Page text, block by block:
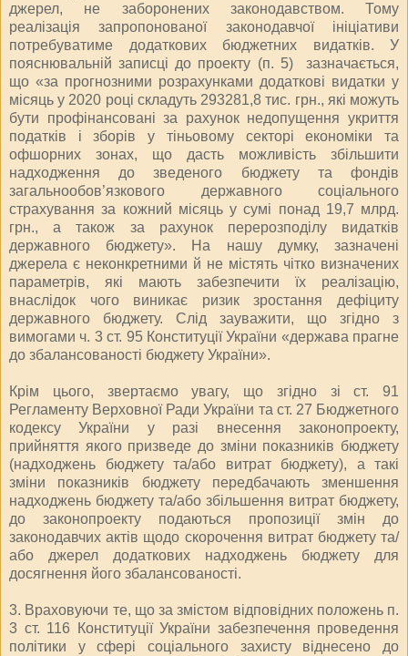
джерел, не заборонених законодавством. Тому
реалізація запропонованої законодавчої ініціативи
потребуватиме додаткових бюджетних видатків. У
пояснювальній записці до проекту (п. 5) зазначається,
що «за прогнозними розрахунками додаткові видатки у
місяць у 2020 році складуть 293281,8 тис. грн., які можуть
бути профінансовані за рахунок недопущення укриття
податків і зборів у тіньовому секторі економіки та
офшорних зонах, що дасть можливість збільшити
надходження до зведеного бюджету та фондів
загальнообов’язкового державного соціального
страхування за кожний місяць у сумі понад 19,7 млрд.
грн., а також за рахунок перерозподілу видатків
державного бюджету». На нашу думку, зазначені
джерела є неконкретними й не містять чітко визначених
параметрів, які мають забезпечити їх реалізацію,
внаслідок чого виникає ризик зростання дефіциту
державного бюджету. Слід зауважити, що згідно з
вимогами ч. 3 ст. 95 Конституції України «держава прагне
до збалансованості бюджету України».
Крім цього, звертаємо увагу, що згідно зі ст. 91
Регламенту Верховної Ради України та ст. 27 Бюджетного
кодексу України у разі внесення законопроекту,
прийняття якого призведе до зміни показників бюджету
(надходжень бюджету та/або витрат бюджету), а такі
зміни показників бюджету передбачають зменшення
надходжень бюджету та/або збільшення витрат бюджету,
до законопроекту подаються пропозиції змін до
законодавчих актів щодо скорочення витрат бюджету та/
або джерел додаткових надходжень бюджету для
досягнення його збалансованості.
3. Враховуючи те, що за змістом відповідних положень п.
3 ст. 116 Конституції України забезпечення проведення
політики у сфері соціального захисту віднесено до